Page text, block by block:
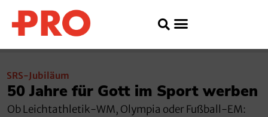
SRS-Jubiläum
50 Jahre für Gott im Sport werben
Ob Leichtathletik-WM, Olympia oder Fußball-EM: